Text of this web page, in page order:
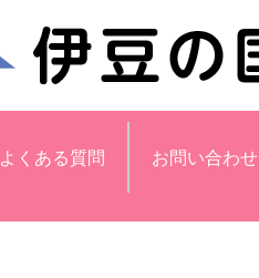
よくある質問 お問い合わせ